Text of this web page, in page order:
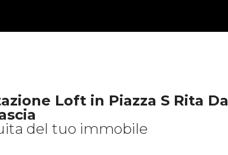
Loft in Piazza S Rita Da
del tuo immobile